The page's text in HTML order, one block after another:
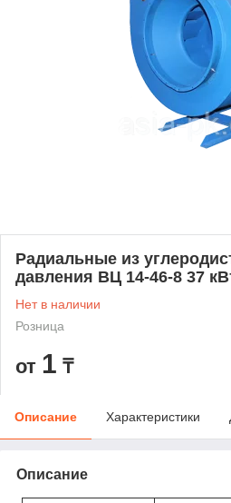
Радиальные из
давления ВЦ 14-46-8 37
Нет в наличии
Розница
от 1 ₸
Описание Характеристики
Описание